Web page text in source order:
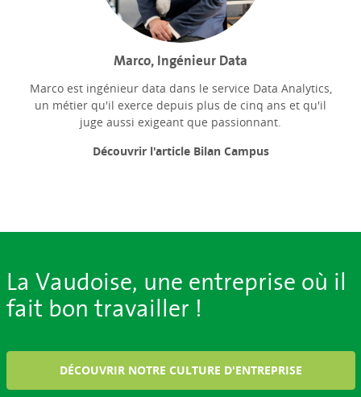
Marco, Ingénieur Data
Marco est ingénieur data dans le service Data Analytics,
un métier qu'il exerce depuis plus de cinq ans et qu'il
juge aussi exigeant que passionnant.
Découvrir l'article Bilan Campus
La Vaudoise, une entreprise où il
fait bon travailler !
DÉCOUVRIR NOTRE CULTURE D'ENTREPRISE